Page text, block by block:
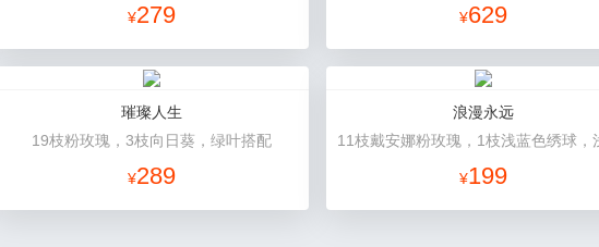
¥279 ¥629
璀璨人生
19枝粉玫瑰，3枝向日葵，绿叶搭配
¥289
浪漫永远
¥199